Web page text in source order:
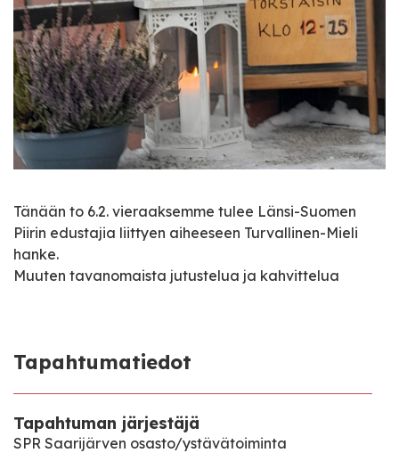
Tänään to 6.2. vieraaksemme tulee Länsi-Suomen
Piirin edustajia liittyen aiheeseen Turvallinen-Mieli
hanke.
Muuten tavanomaista jutustelua ja kahvittelua
Tapahtumatiedot
Tapahtuman järjestäjä
SPR Saarijärven osasto/ystävätoiminta